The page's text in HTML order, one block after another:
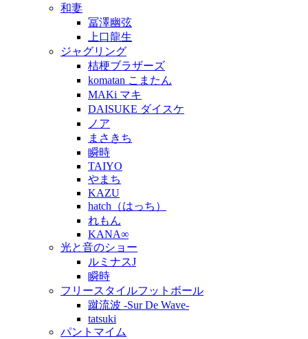
和妻
冨澤幽弦
上口龍生
ジャグリング
桔梗ブラザーズ
komatan こまたん
MAKi マキ
DAISUKE ダイスケ
ノア
まさきち
瞬時
TAIYO
やまち
KAZU
hatch（はっち）
れもん
KANA∞
光と音のショー
ルミナスJ
瞬時
フリースタイルフットボール
蹴流波 -Sur De Wave-
tatsuki
パントマイム